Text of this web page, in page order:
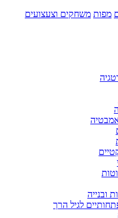
מפות משחקים וצעצועים
ובנייה
לגיל הרך